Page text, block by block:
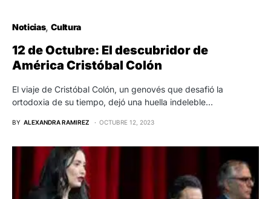
Noticias Cultura
12 de Octubre: El descubridor de
América Cristóbal Colón
El viaje de Cristóbal Colón, un genovés que desafió la
ortodoxia de su tiempo, dejó una huella indeleble…
BY ALEXANDRA RAMIREZ OCTUBRE 12, 2023